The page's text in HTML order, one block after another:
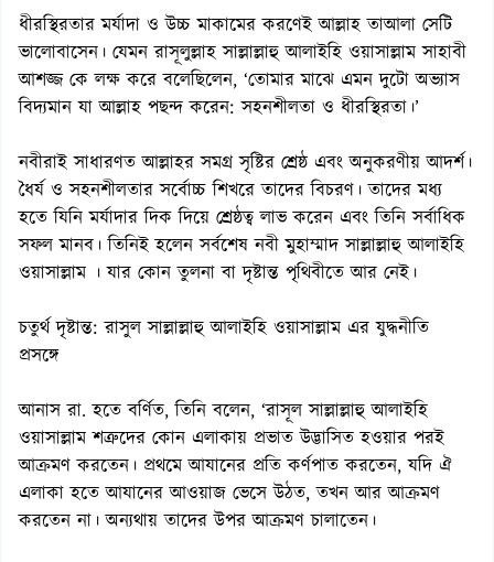
ধীরস্থিরতার মর্যাদা ও উচ্চ মাকামের করণেই আল্লাহ তাআলা সেটি
ভালোবাসেন। যেমন রাসূলুল্লাহ সাল্লাল্লাহু আলাইহি ওয়াসাল্লাম সাহাবী
আশজ্জ কে লক্ষ করে বলেছিলেন, ‘তোমার মাঝে এমন দুটো অভ্যাস
বিদ্যমান যা আল্লাহ পছন্দ করেন: সহনশীলতা ও ধীরস্থিরতা।’
নবীরাই সাধারণত আল্লাহর সমগ্র সৃষ্টির শ্রেষ্ঠ এবং অনুকরণীয় আদর্শ।
ধৈর্য ও সহনশীলতার সর্বোচ্চ শিখরে তাদের বিচরণ। তাদের মধ্য
হতে যিনি মর্যাদার দিক দিয়ে শ্রেষ্ঠত্ব লাভ করেন এবং তিনি সর্বাধিক
সফল মানব। তিনিই হলেন সর্বশেষ নবী মুহাম্মাদ সাল্লাল্লাহু আলাইহি
ওয়াসাল্লাম । যার কোন তুলনা বা দৃষ্টান্ত পৃথিবীতে আর নেই।
চতুর্থ দৃষ্টান্ত: রাসুল সাল্লাল্লাহু আলাইহি ওয়াসাল্লাম এর যুদ্ধনীতি
প্রসঙ্গে
আনাস রা. হতে বর্ণিত, তিনি বলেন, ‘রাসূল সাল্লাল্লাহু আলাইহি
ওয়াসাল্লাম শত্রুদের কোন এলাকায় প্রভাত উদ্ভাসিত হওয়ার পরই
আক্রমণ করতেন। প্রথমে আযানের প্রতি কর্ণপাত করতেন, যদি ঐ
এলাকা হতে আযানের আওয়াজ ভেসে উঠত, তখন আর আক্রমণ
করতেন না। অন্যথায় তাদের উপর আক্রমণ চালাতেন।